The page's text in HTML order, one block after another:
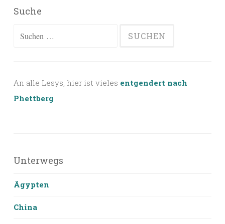
Suche
Suchen
An alle Lesys, hier ist vieles entgendert nach
Phettberg
Unterwegs
Ägypten
China